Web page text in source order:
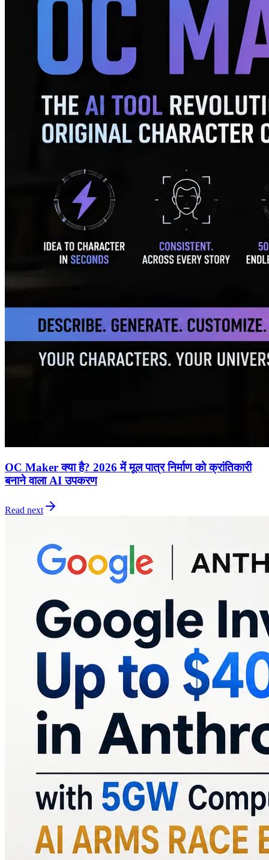
OC Maker क्या है? 2026 में मूल पात्र निर्माण को क्रांतिकारी
बनाने वाला AI उपकरण
Read next